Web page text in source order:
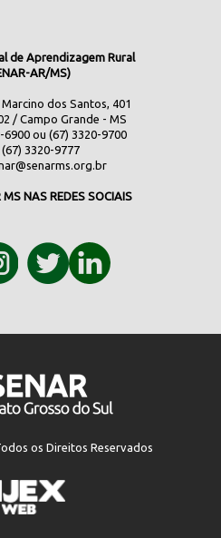
de Aprendizagem Rural
AR/MS)
dos Santos, 401
/ Campo Grande - MS
6900 ou (67) 3320-9700
(67) 3320-9777
NAS REDES SOCIAIS
os Direitos Reservados